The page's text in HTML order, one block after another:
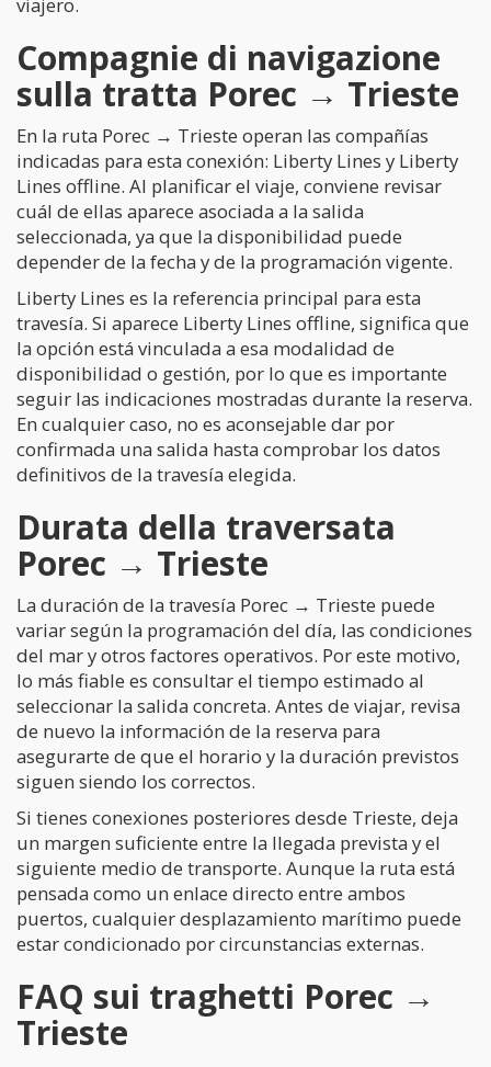
Compagnie di navigazione
sulla tratta Porec → Trieste
En la ruta Porec → Trieste operan las compañías
indicadas para esta conexión: Liberty Lines y Liberty
Lines offline. Al planificar el viaje, conviene revisar
cuál de ellas aparece asociada a la salida
seleccionada, ya que la disponibilidad puede
depender de la fecha y de la programación vigente.
Liberty Lines es la referencia principal para esta
travesía. Si aparece Liberty Lines offline, significa que
la opción está vinculada a esa modalidad de
disponibilidad o gestión, por lo que es importante
seguir las indicaciones mostradas durante la reserva.
En cualquier caso, no es aconsejable dar por
confirmada una salida hasta comprobar los datos
definitivos de la travesía elegida.
Durata della traversata
Porec → Trieste
La duración de la travesía Porec → Trieste puede
variar según la programación del día, las condiciones
del mar y otros factores operativos. Por este motivo,
lo más fiable es consultar el tiempo estimado al
seleccionar la salida concreta. Antes de viajar, revisa
de nuevo la información de la reserva para
asegurarte de que el horario y la duración previstos
siguen siendo los correctos.
Si tienes conexiones posteriores desde Trieste, deja
un margen suficiente entre la llegada prevista y el
siguiente medio de transporte. Aunque la ruta está
pensada como un enlace directo entre ambos
puertos, cualquier desplazamiento marítimo puede
estar condicionado por circunstancias externas.
FAQ sui traghetti Porec →
Trieste